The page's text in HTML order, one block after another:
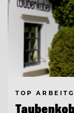
TOP